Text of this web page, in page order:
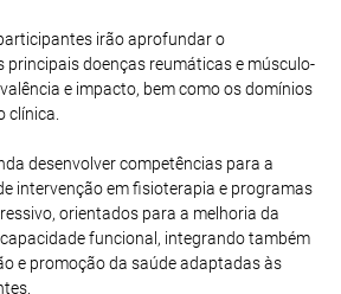
irão aprofundar o
principais doenças reumáticas e músculo-
e impacto, bem como os domínios
clínica.
desenvolver competências para a
intervenção em fisioterapia e programas
orientados para a melhoria da
funcional, integrando também
e promoção da saúde adaptadas às